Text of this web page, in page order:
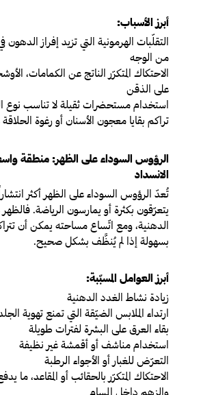
أبرز الأسباب:
التقلّبات الهرمونية التي تزيد إفراز الدهون
من الوجه
الاحتكاك المتكرّر الناتج عن الكمامات،
على الذقن
استخدام مستحضرات ثقيلة لا تناسب نوع
تراكم بقايا معجون الأسنان أو رغوة
الرؤوس السوداء على الظهر: منطقة
الانسداد
تُعدّ الرؤوس السوداء على الظهر أكثر
يتعرّقون بكثرة أو يمارسون الرياضة.
الدهنية، ومع اتّساع مساحته يمكن أن
بسهولة إذا لم يُنظَّف بشكل صحيح.
أبرز العوامل المسبّبة:
زيادة نشاط الغدد الدهنية
ارتداء الملابس الضيّقة التي تمنع تهوية
بقاء العرق على البشرة لفترات طويلة
استخدام مناشف أو أقمشة غير نظيفة
التعرّض للغبار أو الأجواء الرطبة
الاحتكاك المتكرّر بالحقائب أو المقاعد، ما